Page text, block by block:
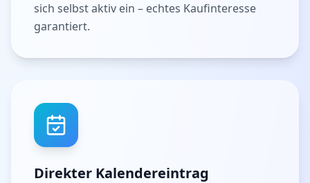
sich selbst aktiv ein – echtes Kaufinteresse
garantiert.
Direkter Kalendereintrag